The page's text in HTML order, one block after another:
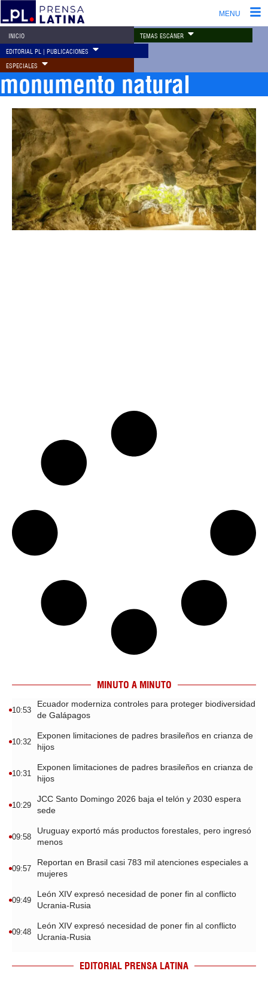
MENU
INICIO TEMAS ESCÁNER
EDITORIAL PL | PUBLICACIONES
ESPECIALES
monumento natural
MINUTO A MINUTO
10:53
Ecuador moderniza controles para proteger biodiversidad
de Galápagos
10:32
Exponen limitaciones de padres brasileños en crianza de
hijos
10:31
Exponen limitaciones de padres brasileños en crianza de
hijos
10:29
JCC Santo Domingo 2026 baja el telón y 2030 espera
sede
09:58
Uruguay exportó más productos forestales, pero ingresó
menos
09:57
Reportan en Brasil casi 783 mil atenciones especiales a
mujeres
09:49
León XIV expresó necesidad de poner fin al conflicto
Ucrania-Rusia
09:48
León XIV expresó necesidad de poner fin al conflicto
Ucrania-Rusia
EDITORIAL PRENSA LATINA